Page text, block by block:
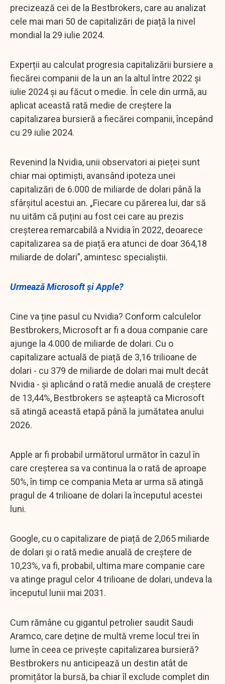
precizează cei de la Bestbrokers, care au analizat
cele mai mari 50 de capitalizări de piață la nivel
mondial la 29 iulie 2024.
Experții au calculat progresia capitalizării bursiere a
fiecărei companii de la un an la altul între 2022 și
iulie 2024 și au făcut o medie. În cele din urmă, au
aplicat această rată medie de creștere la
capitalizarea bursieră a fiecărei companii, începând
cu 29 iulie 2024.
Revenind la Nvidia, unii observatori ai pieței sunt
chiar mai optimiști, avansând ipoteza unei
capitalizări de 6.000 de miliarde de dolari până la
sfârșitul acestui an. „Fiecare cu părerea lui, dar să
nu uităm că puțini au fost cei care au prezis
creșterea remarcabilă a Nvidia în 2022, deoarece
capitalizarea sa de piață era atunci de doar 364,18
miliarde de dolari”, amintesc specialiștii.
Urmează Microsoft și Apple?
Cine va ține pasul cu Nvidia? Conform calculelor
Bestbrokers, Microsoft ar fi a doua companie care
ajunge la 4.000 de miliarde de dolari. Cu o
capitalizare actuală de piață de 3,16 trilioane de
dolari - cu 379 de miliarde de dolari mai mult decât
Nvidia - și aplicând o rată medie anuală de creștere
de 13,44%, Bestbrokers se așteaptă ca Microsoft
să atingă această etapă până la jumătatea anului
2026.
Apple ar fi probabil următorul următor în cazul în
care creșterea sa va continua la o rată de aproape
50%, în timp ce compania Meta ar urma să atingă
pragul de 4 trilioane de dolari la începutul acestei
luni.
Google, cu o capitalizare de piață de 2,065 miliarde
de dolari și o rată medie anuală de creștere de
10,23%, va fi, probabil, ultima mare companie care
va atinge pragul celor 4 trilioane de dolari, undeva la
începutul lunii mai 2031.
Cum rămâne cu gigantul petrolier saudit Saudi
Aramco, care deține de multă vreme locul trei în
lume în ceea ce privește capitalizarea bursieră?
Bestbrokers nu anticipează un destin atât de
promițător la bursă, ba chiar îl exclude complet din